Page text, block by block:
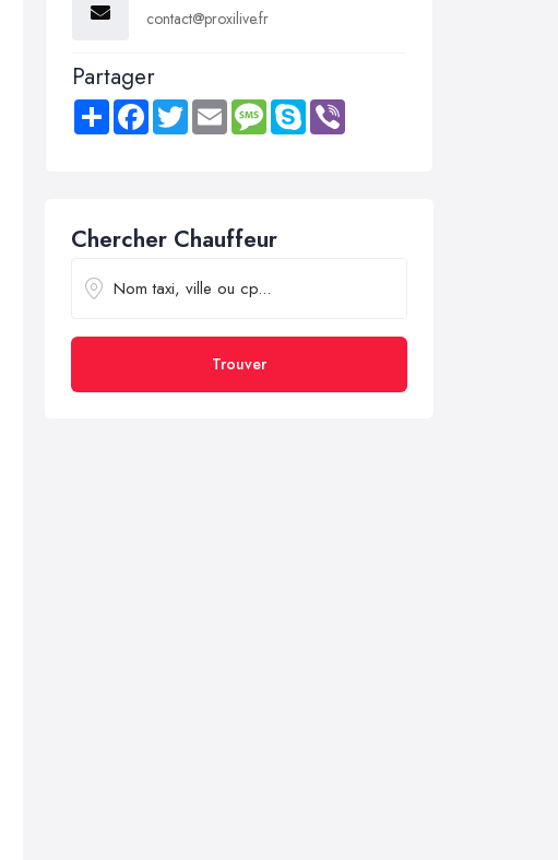
contact@proxilive.fr
Partager
Share FacebookTwitter Email MessageSkype
Chercher Chauffeur
Trouver